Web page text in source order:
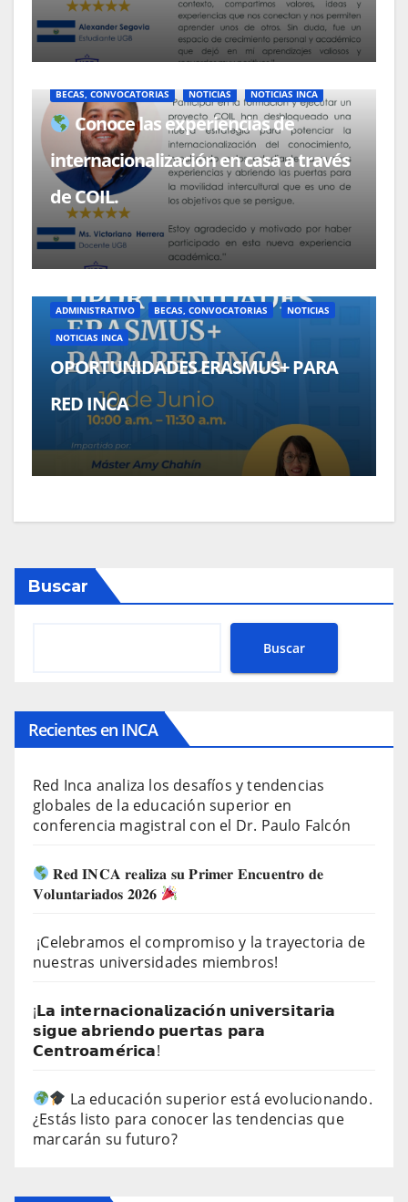
BECAS, CONVOCATORIAS NOTICIAS NOTICIAS INCA
Conoce las experiencias de
internacionalización en casa a través
de COIL.
ADMINISTRATIVO BECAS, CONVOCATORIAS NOTICIAS
NOTICIAS INCA
OPORTUNIDADES ERASMUS+ PARA
RED INCA
Buscar
Buscar
Recientes en INCA
Red Inca analiza los desafíos y tendencias
globales de la educación superior en
conferencia magistral con el Dr. Paulo Falcón
𝐑𝐞𝐝 𝐈𝐍𝐂𝐀 𝐫𝐞𝐚𝐥𝐢𝐳𝐚 𝐬𝐮 𝐏𝐫𝐢𝐦𝐞𝐫 𝐄𝐧𝐜𝐮𝐞𝐧𝐭𝐫𝐨 𝐝𝐞
𝐕𝐨𝐥𝐮𝐧𝐭𝐚𝐫𝐢𝐚𝐝𝐨𝐬 𝟐𝟎𝟐𝟔
¡Celebramos el compromiso y la trayectoria de
nuestras universidades miembros!
¡𝗟𝗮 𝗶𝗻𝘁𝗲𝗿𝗻𝗮𝗰𝗶𝗼𝗻𝗮𝗹𝗶𝘇𝗮𝗰𝗶𝗼́𝗻 𝘂𝗻𝗶𝘃𝗲𝗿𝘀𝗶𝘁𝗮𝗿𝗶𝗮
𝘀𝗶𝗴𝘂𝗲 𝗮𝗯𝗿𝗶𝗲𝗻𝗱𝗼 𝗽𝘂𝗲𝗿𝘁𝗮𝘀 𝗽𝗮𝗿𝗮
𝗖𝗲𝗻𝘁𝗿𝗼𝗮𝗺𝗲́𝗿𝗶𝗰𝗮!
La educación superior está evolucionando.
¿Estás listo para conocer las tendencias que
marcarán su futuro?